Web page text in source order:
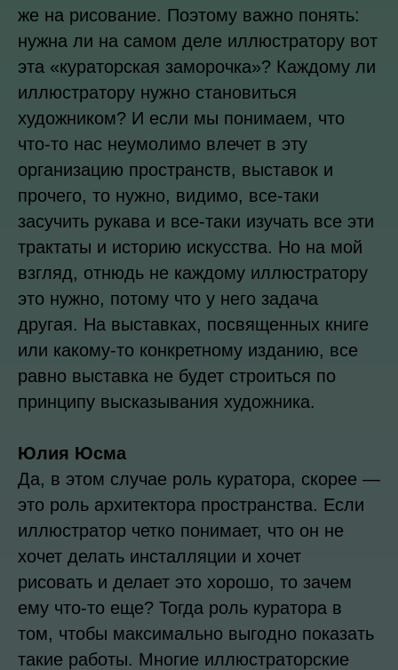
же на рисование. Поэтому важно понять:
нужна ли на самом деле иллюстратору вот
эта «кураторская заморочка»? Каждому ли
иллюстратору нужно становиться
художником? И если мы понимаем, что
что-то нас неумолимо влечет в эту
организацию пространств, выставок и
прочего, то нужно, видимо, все-таки
засучить рукава и все-таки изучать все эти
трактаты и историю искусства. Но на мой
взгляд, отнюдь не каждому иллюстратору
это нужно, потому что у него задача
другая. На выставках, посвященных книге
или какому-то конкретному изданию, все
равно выставка не будет строиться по
принципу высказывания художника.
Юлия Юсма
Да, в этом случае роль куратора, скорее —
это роль архитектора пространства. Если
иллюстратор четко понимает, что он не
хочет делать инсталляции и хочет
рисовать и делает это хорошо, то зачем
ему что-то еще? Тогда роль куратора в
том, чтобы максимально выгодно показать
такие работы. Многие иллюстраторские